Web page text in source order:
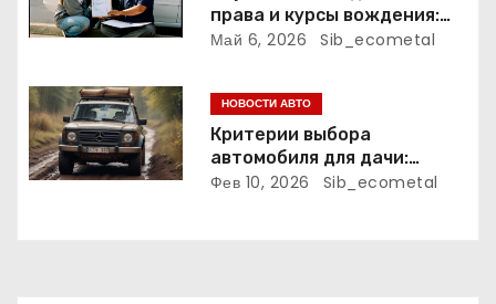
с
м
права и курсы вождения:
программа, сроки и
Май 6, 2026 Sib_ecometal
НОВОСТИ АВТО
Критерии выбора
автомобиля для дачи:
проходимость,
Фев 10, 2026 Sib_ecometal